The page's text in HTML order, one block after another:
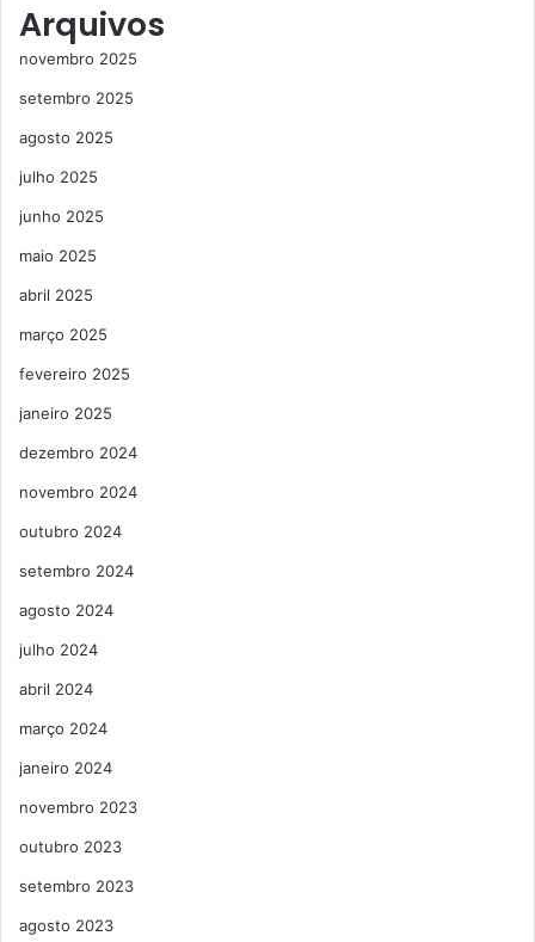
Arquivos
novembro 2025
setembro 2025
agosto 2025
julho 2025
junho 2025
maio 2025
abril 2025
março 2025
fevereiro 2025
janeiro 2025
dezembro 2024
novembro 2024
outubro 2024
setembro 2024
agosto 2024
julho 2024
abril 2024
março 2024
janeiro 2024
novembro 2023
outubro 2023
setembro 2023
agosto 2023